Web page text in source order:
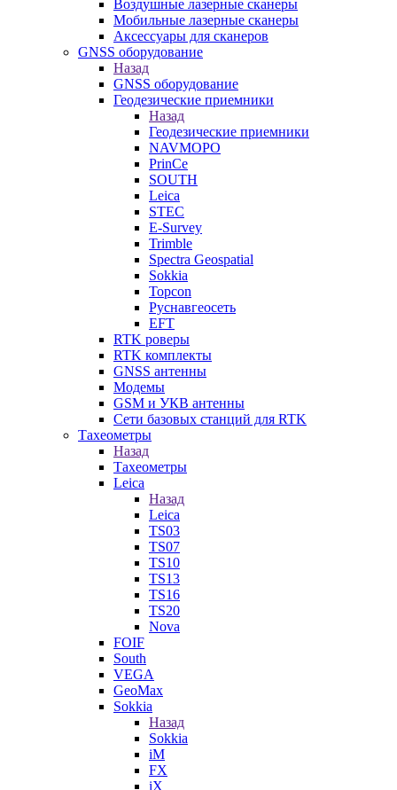
Воздушные лазерные сканеры
Мобильные лазерные сканеры
Аксессуары для сканеров
GNSS оборудование
Назад
GNSS оборудование
Геодезические приемники
Назад
Геодезические приемники
NAVMOPO
PrinCe
SOUTH
Leica
STEC
E-Survey
Trimble
Spectra Geospatial
Sokkia
Topcon
Руснавгеосеть
EFT
RTK роверы
RTK комплекты
GNSS антенны
Модемы
GSM и УКВ антенны
Сети базовых станций для RTK
Тахеометры
Назад
Тахеометры
Leica
Назад
Leica
TS03
TS07
TS10
TS13
TS16
TS20
Nova
FOIF
South
VEGA
GeoMax
Sokkia
Назад
Sokkia
iM
FX
iX